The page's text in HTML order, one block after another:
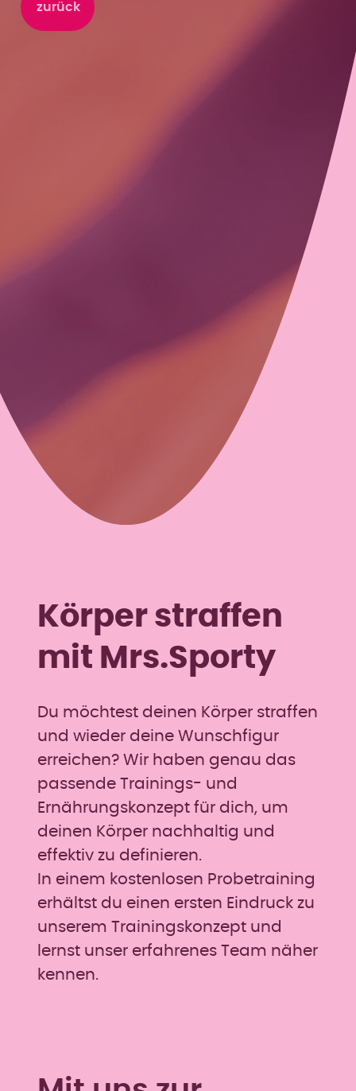
zurück
Körper straffen
mit Mrs.Sporty
Du möchtest deinen Körper straffen
und wieder deine Wunschfigur
erreichen? Wir haben genau das
passende Trainings- und
Ernährungskonzept für dich, um
deinen Körper nachhaltig und
effektiv zu definieren.
In einem kostenlosen Probetraining
erhältst du einen ersten Eindruck zu
unserem Trainingskonzept und
lernst unser erfahrenes Team näher
kennen.